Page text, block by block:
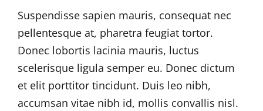
Suspendisse sapien mauris, consequat nec
pellentesque at, pharetra feugiat tortor.
Donec lobortis lacinia mauris, luctus
scelerisque ligula semper eu. Donec dictum
et elit porttitor tincidunt. Duis leo nibh,
accumsan vitae nibh id, mollis convallis nisl.